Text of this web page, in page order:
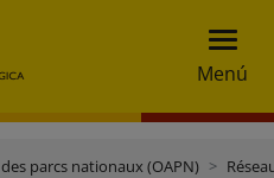
Menú
parcs nationaux (OAPN)